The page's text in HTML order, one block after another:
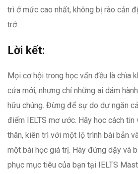
trì ở mức cao nhất, không bị rào cản
trở.
Lời kết:
Mọi cơ hội trong học vấn đều là chìa
cửa mới, nhưng chỉ những ai dám
hữu chúng. Đừng để sự do dự ngăn
điểm IELTS mơ ước. Hãy học cách
thân, kiên trì với một lộ trình bài bản
một bài học giá trị. Hãy đứng dậy và
phục mục tiêu của bạn tại IELTS